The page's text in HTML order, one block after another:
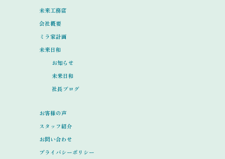
未来工務店
会社概要
ミラ家計画
未来日和
お知らせ
未来日和
社長ブログ
お客様の声
スタッフ紹介
お問い合わせ
プライバシーポリシー